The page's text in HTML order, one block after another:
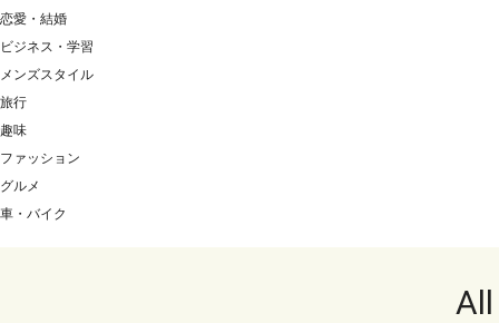
恋愛・結婚
ビジネス・学習
メンズスタイル
旅行
趣味
ファッション
グルメ
車・バイク